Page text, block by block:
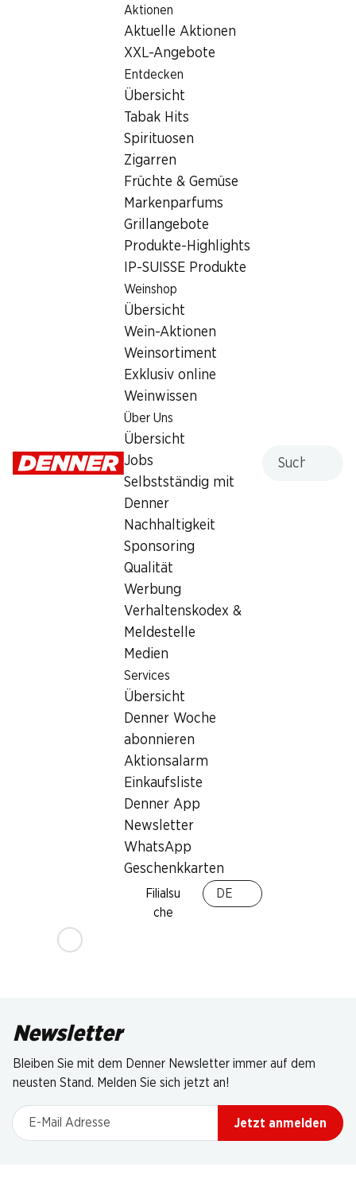
Aktionen
Aktuelle Aktionen
XXL-Angebote
Entdecken
Übersicht
Tabak Hits
Spirituosen
Zigarren
Früchte & Gemüse
Markenparfums
Grillangebote
Produkte-Highlights
IP-SUISSE Produkte
Weinshop
Übersicht
Wein-Aktionen
Weinsortiment
Exklusiv online
Weinwissen
Über Uns
Übersicht
Jobs
Selbstständig mit
Denner
Nachhaltigkeit
Sponsoring
Qualität
Werbung
Verhaltenskodex &
Meldestelle
Medien
Services
Übersicht
Denner Woche
abonnieren
Aktionsalarm
Einkaufsliste
Denner App
Newsletter
WhatsApp
Geschenkkarten
Filialsu
che
DE
Filialsuche
Denner Filiale av. de la Gare 26, 1870 Monthey
1870 Monthey, M Central
av. de la Gare 26, 1870 Monthey
Zur Wegbeschreibung
Öffnungszeiten
Besondere Öffnungszeiten
Bargeldbezug mit Post - / M-Card
Newsletter
Bleiben Sie mit dem Denner Newsletter immer auf dem
neusten Stand. Melden Sie sich jetzt an!
E-Mail Adresse
Jetzt anmelden